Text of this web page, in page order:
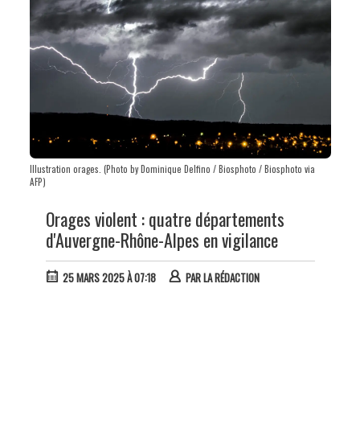
Illustration orages. (Photo by Dominique Delfino / Biosphoto / Biosphoto via
AFP)
Orages violent : quatre départements
d'Auvergne-Rhône-Alpes en vigilance
25 MARS 2025 À 07:18 PARLA RÉDACTION